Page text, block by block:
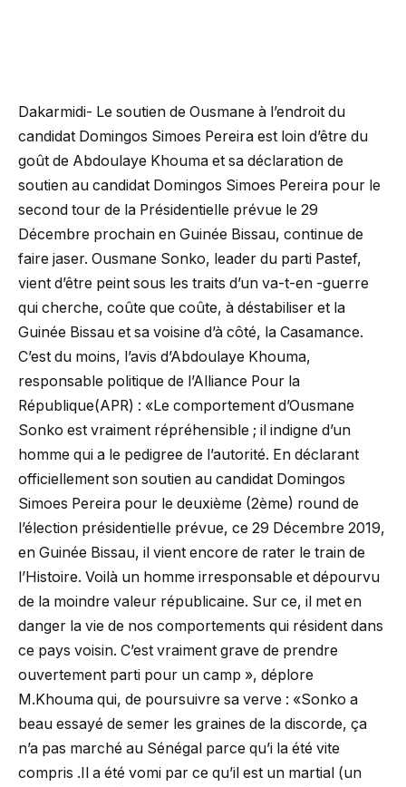
Dakarmidi- Le soutien de Ousmane à l’endroit du
candidat Domingos Simoes Pereira est loin d’être du
goût de Abdoulaye Khouma et sa déclaration de
soutien au candidat Domingos Simoes Pereira pour le
second tour de la Présidentielle prévue le 29
Décembre prochain en Guinée Bissau, continue de
faire jaser. Ousmane Sonko, leader du parti Pastef,
vient d’être peint sous les traits d’un va-t-en -guerre
qui cherche, coûte que coûte, à déstabiliser et la
Guinée Bissau et sa voisine d’à côté, la Casamance.
C’est du moins, l’avis d’Abdoulaye Khouma,
responsable politique de l’Alliance Pour la
République(APR) : «Le comportement d’Ousmane
Sonko est vraiment répréhensible ; il indigne d’un
homme qui a le pedigree de l’autorité. En déclarant
officiellement son soutien au candidat Domingos
Simoes Pereira pour le deuxième (2ème) round de
l’élection présidentielle prévue, ce 29 Décembre 2019,
en Guinée Bissau, il vient encore de rater le train de
l’Histoire. Voilà un homme irresponsable et dépourvu
de la moindre valeur républicaine. Sur ce, il met en
danger la vie de nos comportements qui résident dans
ce pays voisin. C’est vraiment grave de prendre
ouvertement parti pour un camp », déplore
M.Khouma qui, de poursuivre sa verve : «Sonko a
beau essayé de semer les graines de la discorde, ça
n’a pas marché au Sénégal parce qu’i la été vite
compris .Il a été vomi par ce qu’il est un martial (un